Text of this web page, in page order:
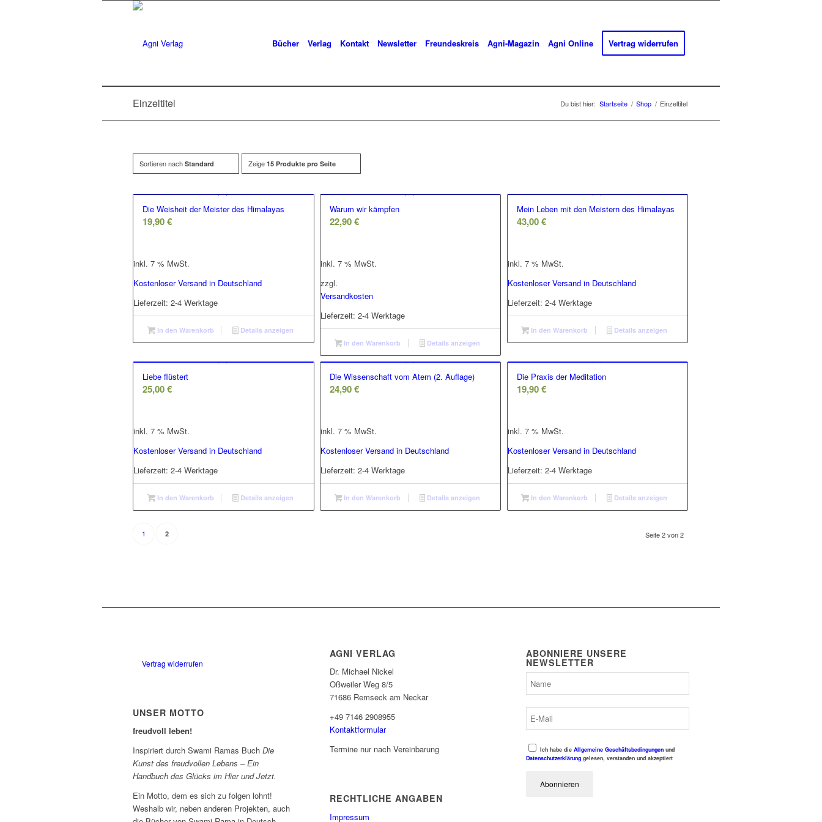
Bücher Verlag Kontakt Newsletter Freundeskreis Agni-Magazin Agni Online Vertrag widerrufen
Einzeltitel Du bist hier: Startseite / Shop / Einzeltitel
Sortieren nach Standard Zeige 15 Produkte pro Seite
Die Weisheit der Meister des Himalayas
19,90€
inkl. 7 % MwSt.
Kostenloser Versand in Deutschland
Lieferzeit: 2-4 Werktage
In den Warenkorb Details anzeigen
Warum wir kämpfen
22,90€
inkl. 7 % MwSt.
zzgl.
Versandkosten
Lieferzeit: 2-4 Werktage
In den Warenkorb Details anzeigen
Mein Leben mit den Meistern des Himalayas
43,00€
inkl. 7 % MwSt.
Kostenloser Versand in Deutschland
Lieferzeit: 2-4 Werktage
In den Warenkorb Details anzeigen
Liebe flüstert
25,00€
inkl. 7 % MwSt.
Kostenloser Versand in Deutschland
Lieferzeit: 2-4 Werktage
In den Warenkorb Details anzeigen
Die Wissenschaft vom Atem (2. Auflage)
24,90€
inkl. 7 % MwSt.
Kostenloser Versand in Deutschland
Lieferzeit: 2-4 Werktage
In den Warenkorb Details anzeigen
Die Praxis der Meditation
19,90€
inkl. 7 % MwSt.
Kostenloser Versand in Deutschland
Lieferzeit: 2-4 Werktage
In den Warenkorb Details anzeigen
Seite 2 von 2
1 2
Vertrag widerrufen
UNSER MOTTO
freudvoll leben!
Inspiriert durch Swami Ramas Buch Die
Kunst des freudvollen Lebens – Ein
Handbuch des Glücks im Hier und Jetzt.
Ein Motto, dem es sich zu folgen lohnt!
Weshalb wir, neben anderen Projekten, auch
AGNI VERLAG
Dr. Michael Nickel
Oßweiler Weg 8/5
71686 Remseck am Neckar
+49 7146 2908955
Kontaktformular
Termine nur nach Vereinbarung
RECHTLICHE ANGABEN
Impressum
ABONNIERE UNSERE
NEWSLETTER
Ich habe dieAllgemeine Geschäftsbedingungen und
Datenschutzerklärung gelesen, verstanden und akzeptiert
Abonnieren